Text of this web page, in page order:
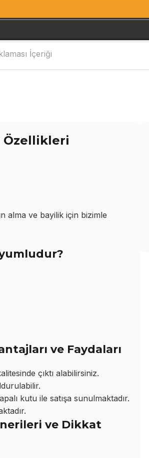
İçeriği
Özellikleri
alma ve bayilik için bizimle
ve Faydaları
çıktı alabilirsiniz.
kutu ile satışa sunulmaktadır.
ve Dikkat